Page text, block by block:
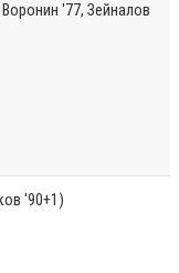
'77, Зейналов
'90+1)